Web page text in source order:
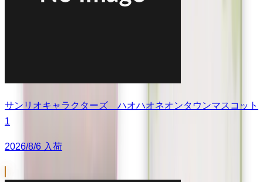
サンリオキャラクターズ ハオハオネオンタウンマスコット
1
2026/8/6 入荷